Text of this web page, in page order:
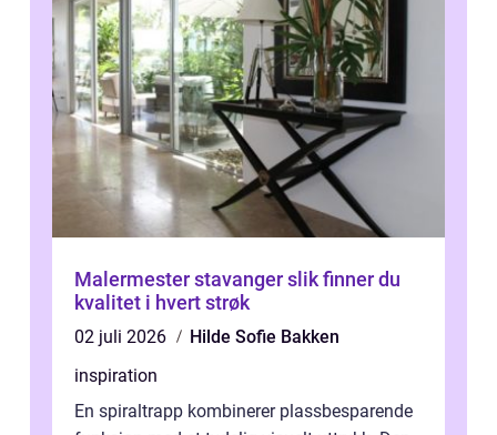
Malermester stavanger slik finner du
kvalitet i hvert strøk
02 juli 2026
Hilde Sofie Bakken
inspiration
En spiraltrapp kombinerer plassbesparende